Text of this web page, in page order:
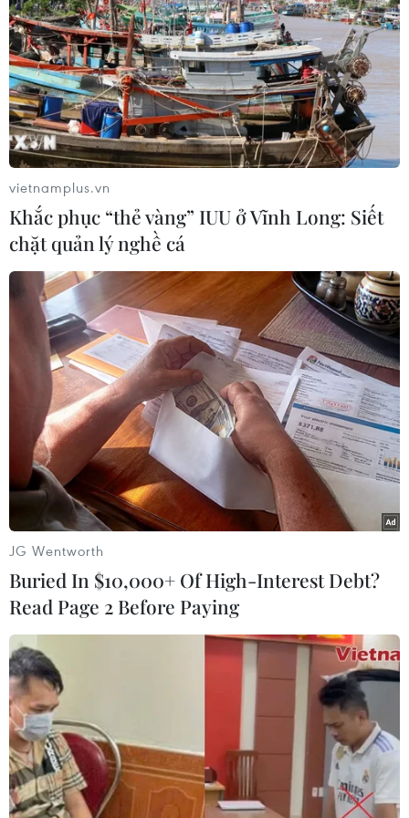
600.000 đồng và 300.000 đồng.
Quyết định của Chủ tịch nước về việc tặng
quà Tết Nguyên đán Nhâm Dần
28/12/2021 09:23
Thân nhân liệt sỹ đang hưởng trợ cấp tuất nuôi dưỡng
hàng tháng và thân nhân của hai liệt sỹ trở lên đang
hưởng trợ cấp tuất hàng tháng cũng nhận được mức
quà 600 nghìn đồng.
vietnamplus.vn
Khắc phục “thẻ vàng” IUU ở Vĩnh Long: Siết
chặt quản lý nghề cá
JG Wentworth
Buried In $10,000+ Of High-Interest Debt?
Read Page 2 Before Paying